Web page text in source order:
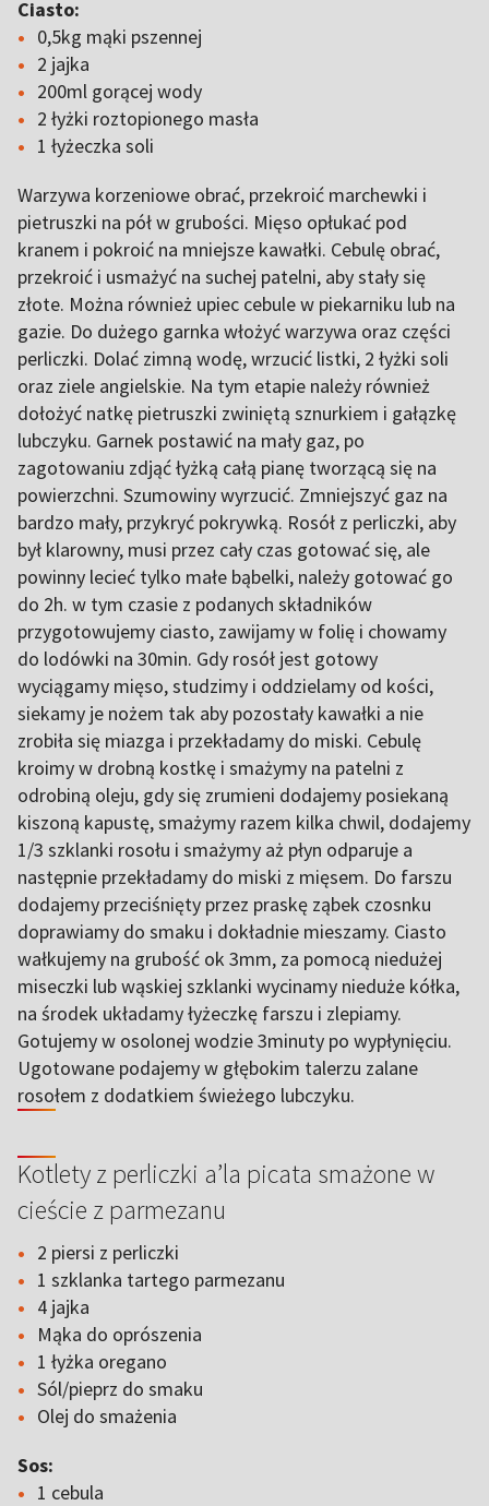
Ciasto:
0,5kg mąki pszennej
2 jajka
200ml gorącej wody
2 łyżki roztopionego masła
1 łyżeczka soli
Warzywa korzeniowe obrać, przekroić marchewki i
pietruszki na pół w grubości. Mięso opłukać pod
kranem i pokroić na mniejsze kawałki. Cebulę obrać,
przekroić i usmażyć na suchej patelni, aby stały się
złote. Można również upiec cebule w piekarniku lub na
gazie. Do dużego garnka włożyć warzywa oraz części
perliczki. Dolać zimną wodę, wrzucić listki, 2 łyżki soli
oraz ziele angielskie. Na tym etapie należy również
dołożyć natkę pietruszki zwiniętą sznurkiem i gałązkę
lubczyku. Garnek postawić na mały gaz, po
zagotowaniu zdjąć łyżką całą pianę tworzącą się na
powierzchni. Szumowiny wyrzucić. Zmniejszyć gaz na
bardzo mały, przykryć pokrywką. Rosół z perliczki, aby
był klarowny, musi przez cały czas gotować się, ale
powinny lecieć tylko małe bąbelki, należy gotować go
do 2h. w tym czasie z podanych składników
przygotowujemy ciasto, zawijamy w folię i chowamy
do lodówki na 30min. Gdy rosół jest gotowy
wyciągamy mięso, studzimy i oddzielamy od kości,
siekamy je nożem tak aby pozostały kawałki a nie
zrobiła się miazga i przekładamy do miski. Cebulę
kroimy w drobną kostkę i smażymy na patelni z
odrobiną oleju, gdy się zrumieni dodajemy posiekaną
kiszoną kapustę, smażymy razem kilka chwil, dodajemy
1/3 szklanki rosołu i smażymy aż płyn odparuje a
następnie przekładamy do miski z mięsem. Do farszu
dodajemy przeciśnięty przez praskę ząbek czosnku
doprawiamy do smaku i dokładnie mieszamy. Ciasto
wałkujemy na grubość ok 3mm, za pomocą niedużej
miseczki lub wąskiej szklanki wycinamy nieduże kółka,
na środek układamy łyżeczkę farszu i zlepiamy.
Gotujemy w osolonej wodzie 3minuty po wypłynięciu.
Ugotowane podajemy w głębokim talerzu zalane
rosołem z dodatkiem świeżego lubczyku.
Kotlety z perliczki a’la picata smażone w
cieście z parmezanu
2 piersi z perliczki
1 szklanka tartego parmezanu
4 jajka
Mąka do oprószenia
1 łyżka oregano
Sól/pieprz do smaku
Olej do smażenia
Sos:
1 cebula